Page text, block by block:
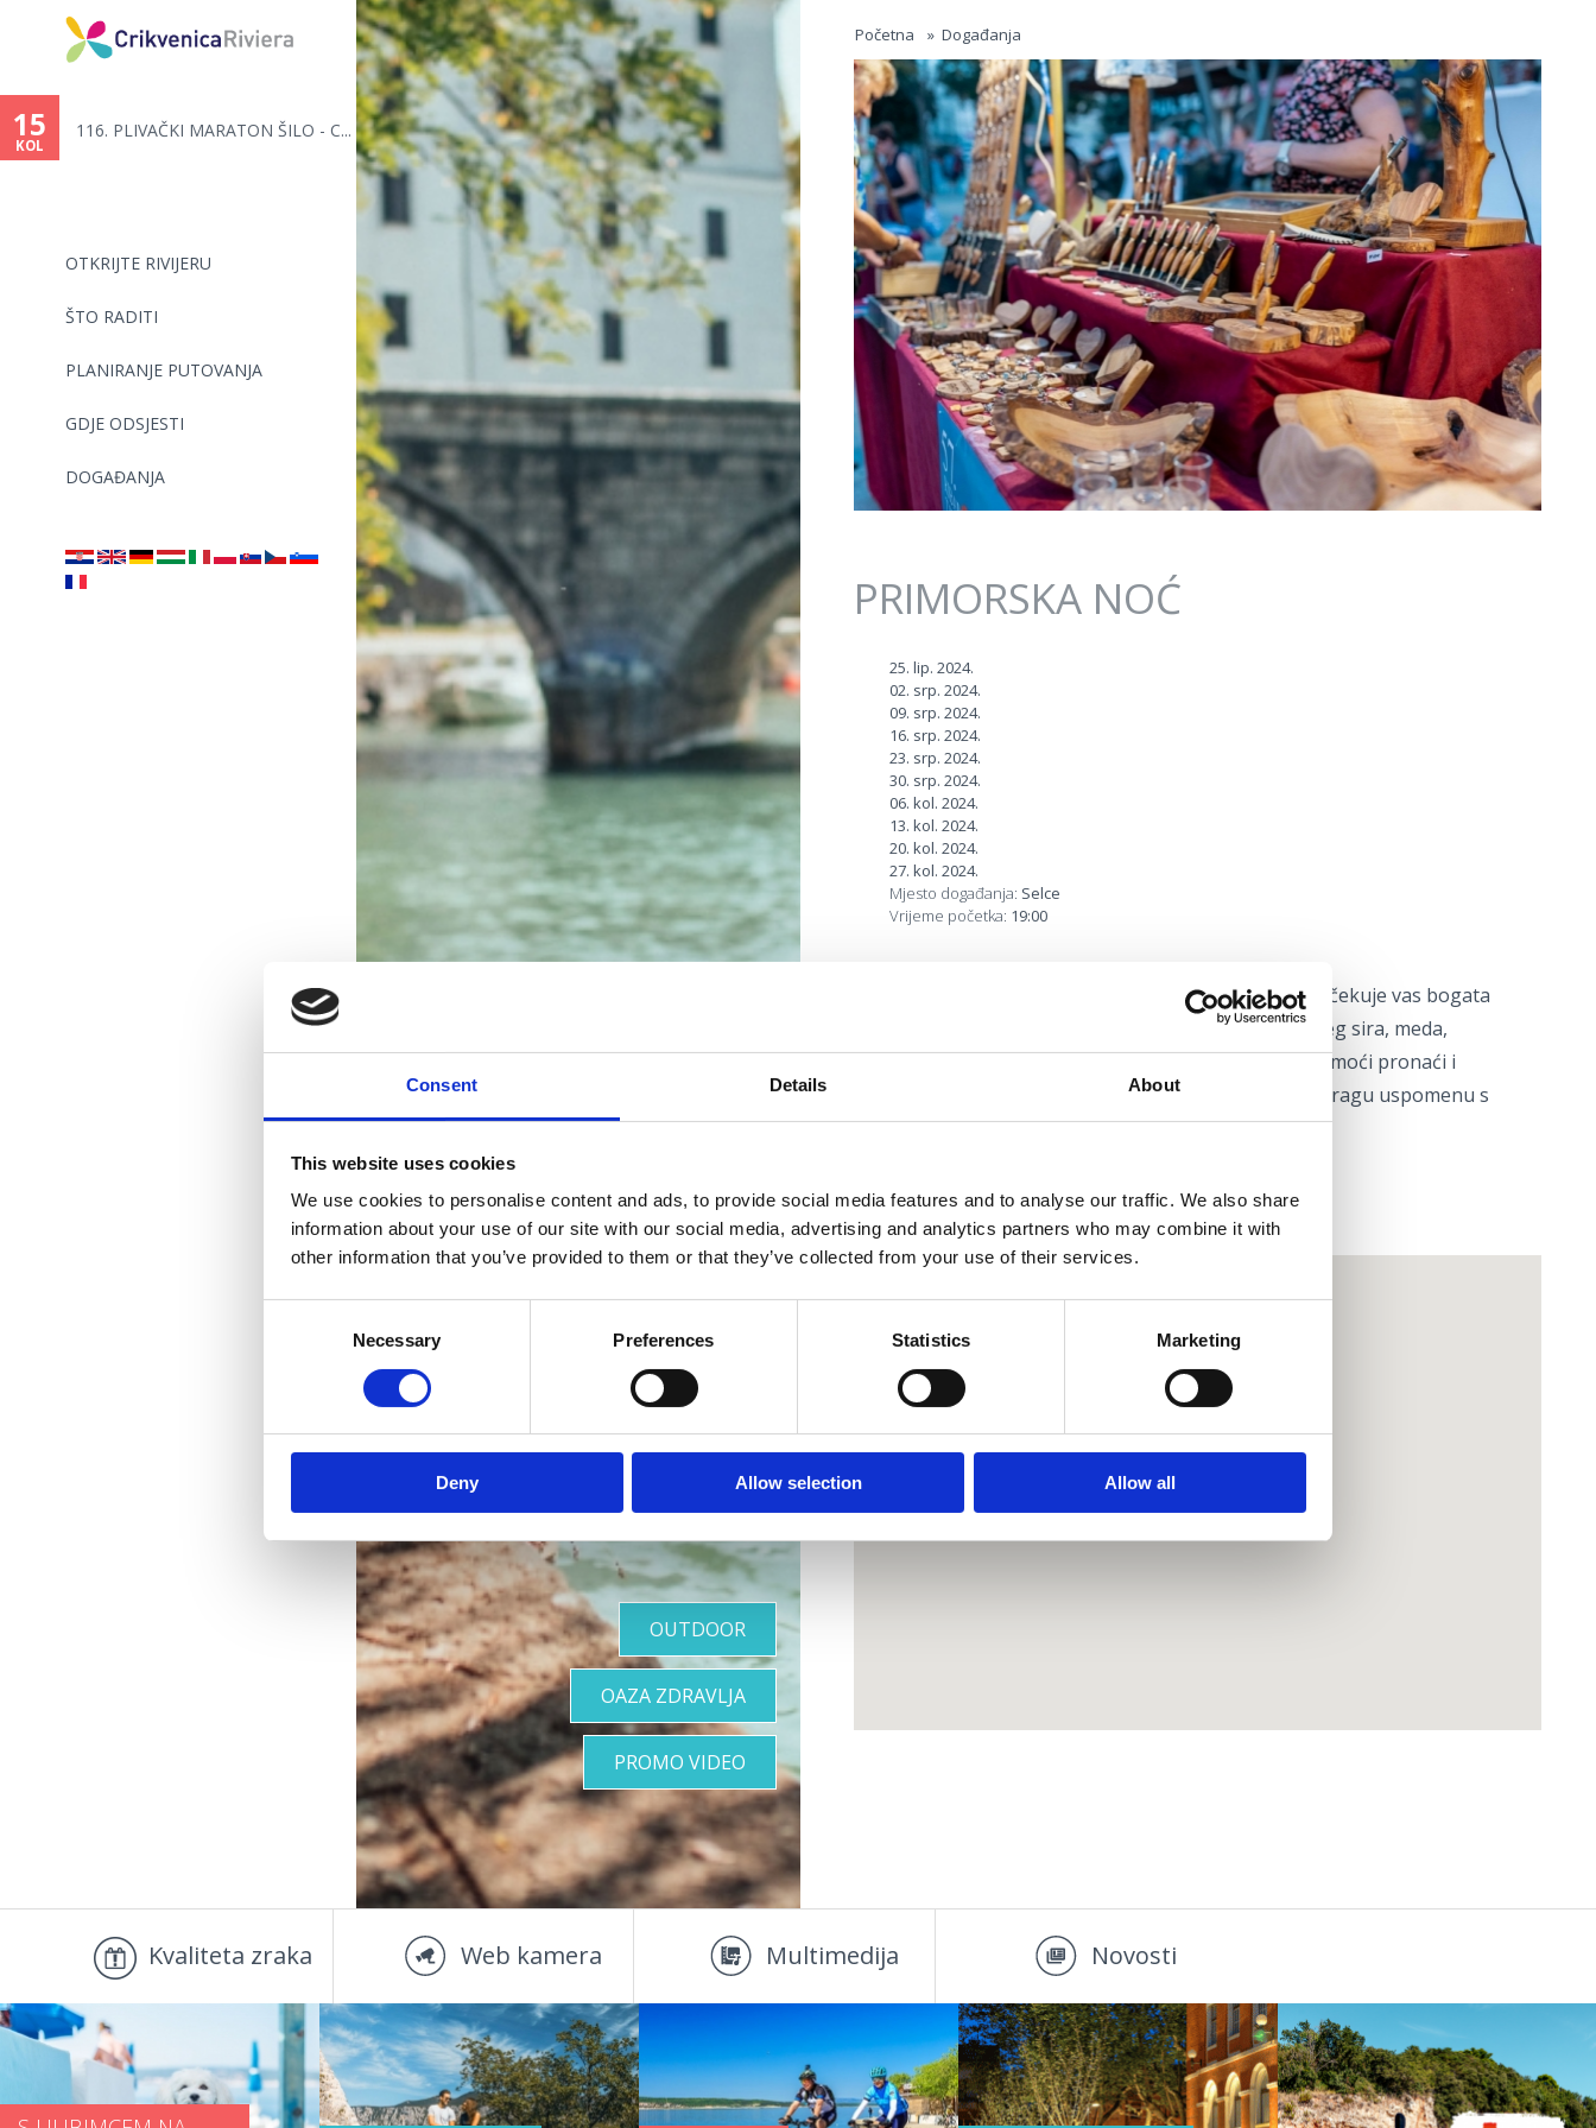
Consent Details About
This website uses cookies
We use cookies to personalise content and ads, to provide social media features and to analyse our traffic. We also share
information about your use of our site with our social media, advertising and analytics partners who may combine it with
other information that you’ve provided to them or that they’ve collected from your use of their services.
Necessary Preferences Statistics Marketing
Deny Allow selection Allow all
Jump to navigation
OTKRIJTE RIVIJERU
ŠTO RADITI
PLANIRANJE PUTOVANJA
GDJE ODSJESTI
DOGAĐANJA
15
KOL
116. PLIVAČKI MARATON ŠILO - C...
ste
ovdje
Početna » Događanja
PRIMORSKA NOĆ
25. lip. 2024.
02. srp. 2024.
09. srp. 2024.
16. srp. 2024.
23. srp. 2024.
30. srp. 2024.
06. kol. 2024.
13. kol. 2024.
20. kol. 2024.
27. kol. 2024.
Mjesto događanja: Selce
Vrijeme početka: 19:00
Šetnja centrom mjesta bit će još ljepša i zanimljivija. Očekuje vas bogata
ponuda prirodnih i domaćih proizvoda, poput domaćeg sira, meda,
džemova, rakije i likera. Na nekima od štandova će se moći pronaći i
originalni suveniri i rukotvorine, idealni za poklon ili dragu uspomenu s
putovanja.
Lokacija
Vaša savršena
oaza
OUTDOOR
OAZA ZDRAVLJA
PROMO VIDEO
Kvaliteta zraka Web kamera Multimedija Novosti